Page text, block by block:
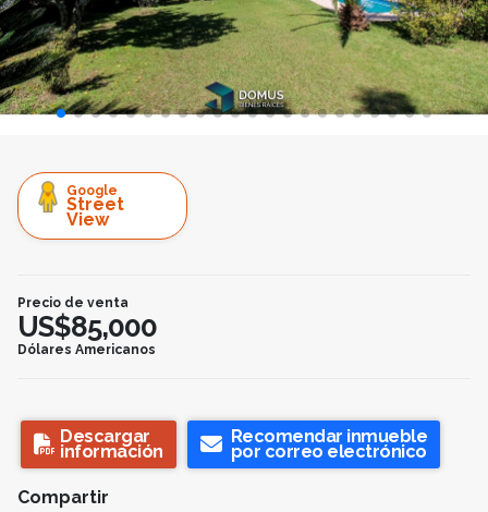
Google
Street
View
Precio de venta
US$85,000
Dólares Americanos
Descargar
información
Recomendar inmueble
por correo electrónico
Compartir